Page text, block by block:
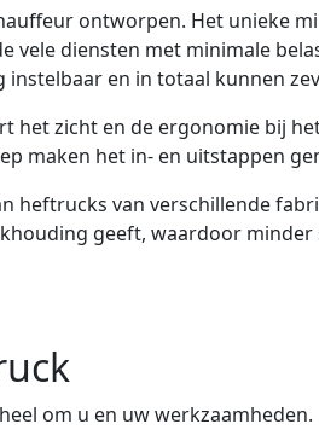
ontworpen. Het unieke
vele diensten met minimale
en in totaal kunnen
het zicht en de ergonomie bij
maken het in- en uitstappen
heftrucks van verschillende
geeft, waardoor
om u en uw werkzaamheden.